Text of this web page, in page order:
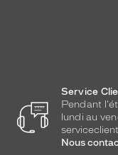
Service
Pendant
lundi au
Nous